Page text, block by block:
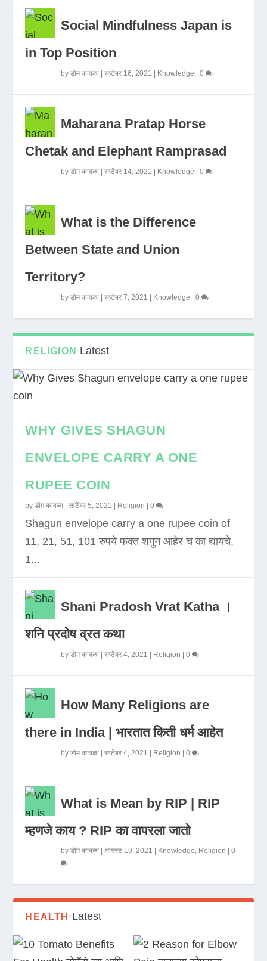
Social Mindfulness Japan is
in Top Position
byडोम कावळा |सप्टेंबर 16, 2021 Knowledge |0
Maharana Pratap Horse
Chetak and Elephant Ramprasad
byडोम कावळा |सप्टेंबर 14, 2021 Knowledge |0
What is the Difference
Between State and Union
Territory?
byडोम कावळा |सप्टेंबर 7, 2021 Knowledge |0
RELIGION Latest
WHY GIVES SHAGUN
ENVELOPE CARRY A ONE
RUPEE COIN
byडोम कावळा |सप्टेंबर 5, 2021 Religion |0
Shagun envelope carry a one rupee coin of
11, 21, 51, 101 रुपये फक्त शगुन आहेर च का द्यायचे,
1...
Shani Pradosh Vrat Katha ।
शनि प्रदोष व्रत कथा
byडोम कावळा |सप्टेंबर 4, 2021 Religion |0
How Many Religions are
there in India | भारतात किती धर्म आहेत
byडोम कावळा |सप्टेंबर 4, 2021 Religion |0
What is Mean by RIP | RIP
म्हणजे काय ? RIP का वापरला जातो
byडोम कावळा |ऑगस्ट 19, 2021 Knowledge, Religion |0
HEALTH Latest